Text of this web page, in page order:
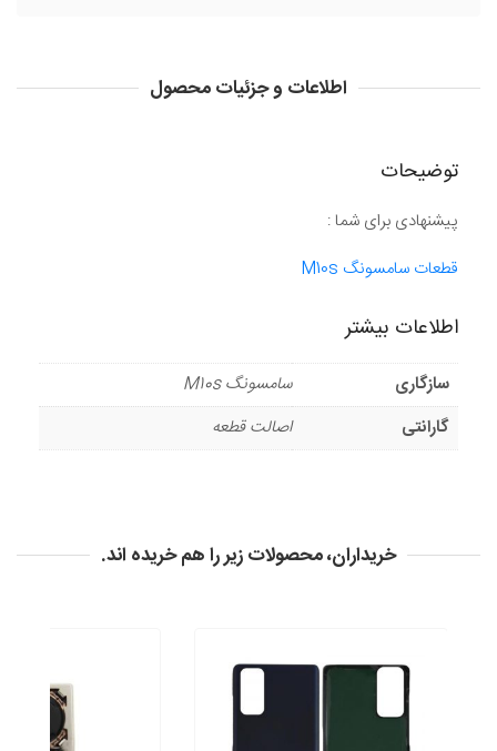
اطلاعات و جزئیات محصول
توضیحات
پیشنهادی برای شما :
قطعات سامسونگ M10s
اطلاعات بیشتر
سازگاری
سامسونگ M10s
گارانتی
اصالت قطعه
خریداران، محصولات زیر را هم خریده اند.